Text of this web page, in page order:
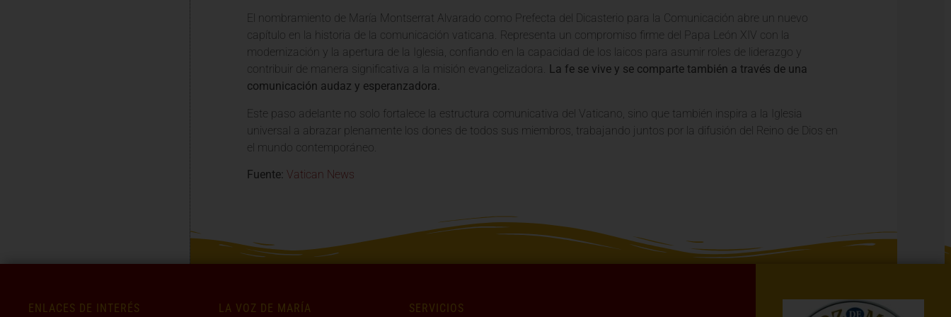
El nombramiento de María Montserrat Alvarado como Prefecta del Dicasterio para la Comunicación abre un nuevo
capítulo en la historia de la comunicación vaticana. Representa un compromiso firme del Papa León XIV con la
modernización y la apertura de la Iglesia, confiando en la capacidad de los laicos para asumir roles de liderazgo y
contribuir de manera significativa a la misión evangelizadora. La fe se vive y se comparte también a través de una
comunicación audaz y esperanzadora.
Este paso adelante no solo fortalece la estructura comunicativa del Vaticano, sino que también inspira a la Iglesia
universal a abrazar plenamente los dones de todos sus miembros, trabajando juntos por la difusión del Reino de Dios en
el mundo contemporáneo.
Fuente: Vatican News
ENLACES DE INTERÉS LA VOZ DE MARÍA SERVICIOS